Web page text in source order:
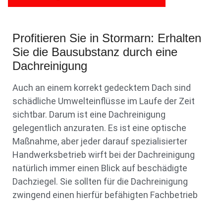
Profitieren Sie in Stormarn: Erhalten
Sie die Bausubstanz durch eine
Dachreinigung
Auch an einem korrekt gedecktem Dach sind
schädliche Umwelteinflüsse im Laufe der Zeit
sichtbar. Darum ist eine Dachreinigung
gelegentlich anzuraten. Es ist eine optische
Maßnahme, aber jeder darauf spezialisierter
Handwerksbetrieb wirft bei der Dachreinigung
natürlich immer einen Blick auf beschädigte
Dachziegel. Sie sollten für die Dachreinigung
zwingend einen hierfür befähigten Fachbetrieb